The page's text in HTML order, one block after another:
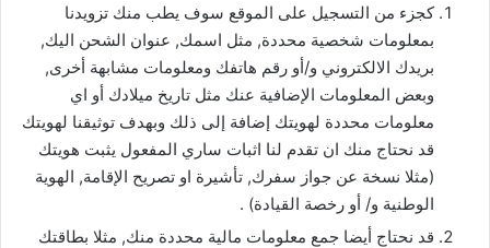
كجزء من التسجيل على الموقع سوف يطب منك تزويدنا
بمعلومات شخصية محددة, مثل اسمك, عنوان الشحن اليك,
بريدك الالكتروني و/أو رقم هاتفك ومعلومات مشابهة أخرى,
وبعض المعلومات الإضافية عنك مثل تاريخ ميلادك أو اي
معلومات محددة لهويتك إضافة إلى ذلك وبهدف توثيقنا لهويتك
قد نحتاج منك ان تقدم لنا اثبات ساري المفعول يثبت هويتك
(مثلا نسخة عن جواز سفرك, تأشيرة او تصريح الإقامة, الهوية
الوطنية و/ أو رخصة القيادة) .
قد نحتاج أيضا جمع معلومات مالية محددة منك, مثلا بطاقتك